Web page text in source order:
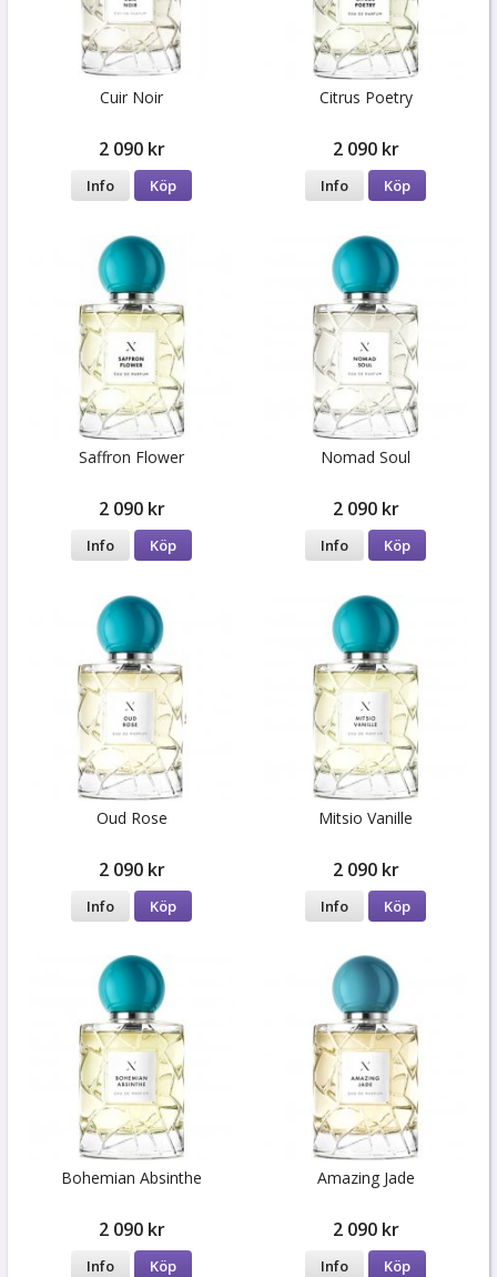
Cuir Noir
2 090 kr
Info Köp
Citrus Poetry
2 090 kr
Info Köp
Saffron Flower
2 090 kr
Info Köp
Nomad Soul
2 090 kr
Info Köp
Oud Rose
2 090 kr
Info Köp
Mitsio Vanille
2 090 kr
Info Köp
Bohemian Absinthe
2 090 kr
Info Köp
Amazing Jade
2 090 kr
Info Köp